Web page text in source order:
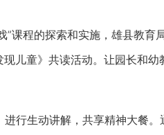
程的探索和实施，雄县教育
儿童》共读活动。让园长和幼
行生动讲解，共享精神大餐。